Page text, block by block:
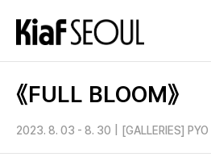
《FULL BLOOM》
2023. 8. 03 - 8. 30 [GALLERIES]